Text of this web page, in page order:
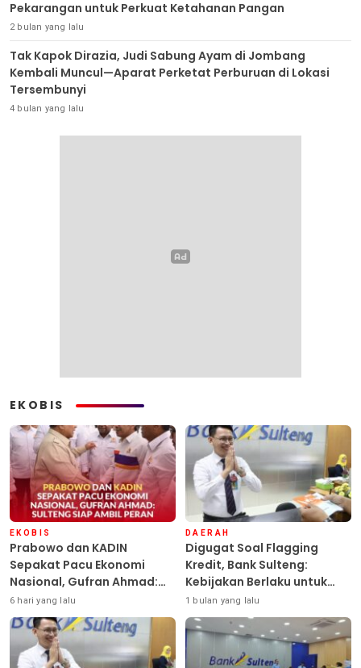
Pekarangan untuk Perkuat Ketahanan Pangan
2 bulan yang lalu
Tak Kapok Dirazia, Judi Sabung Ayam di Jombang
Kembali Muncul—Aparat Perketat Perburuan di Lokasi
Tersembunyi
4 bulan yang lalu
EKOBIS
EKOBIS
Prabowo dan KADIN
Sepakat Pacu Ekonomi
Nasional, Gufran Ahmad:
Sulteng Siap Ambil Peran
6 hari yang lalu
DAERAH
Digugat Soal Flagging
Kredit, Bank Sulteng:
Kebijakan Berlaku untuk
Seluruh Debitur ASN
1 bulan yang lalu